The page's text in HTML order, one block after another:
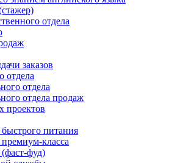
отдела
заказов
отдела
отдела
отдела продаж
проектов
питания
класса
фуд)